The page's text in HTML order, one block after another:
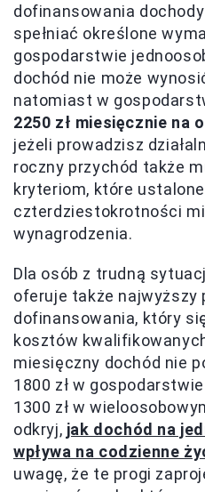
dofinansowania
spełniać określone
gospodarstwie
dochód nie może
natomiast w
2250 zł miesięcznie na
jeżeli prowadzisz
roczny przychód także
kryteriom, które
czterdziestokrotności
wynagrodzenia.
Dla osób z trudną
oferuje także najwyższy
dofinansowania, który
kosztów
miesięczny dochód nie
1800 zł w
1300 zł w
odkryj, jak dochód na
wpływa na codzienne
uwagę, że te progi